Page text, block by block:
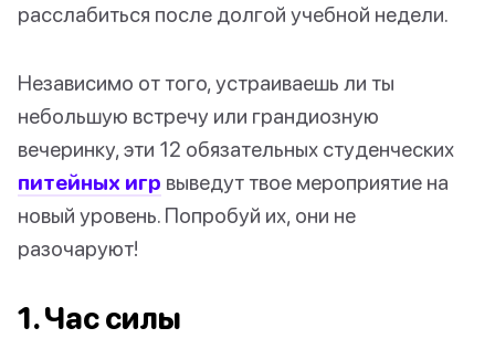
расслабиться после долгой учебной недели.
Независимо от того, устраиваешь ли ты
небольшую встречу или грандиозную
вечеринку, эти 12 обязательных студенческих
питейных игр выведут твое мероприятие на
новый уровень. Попробуй их, они не
разочаруют!
1. Час силы